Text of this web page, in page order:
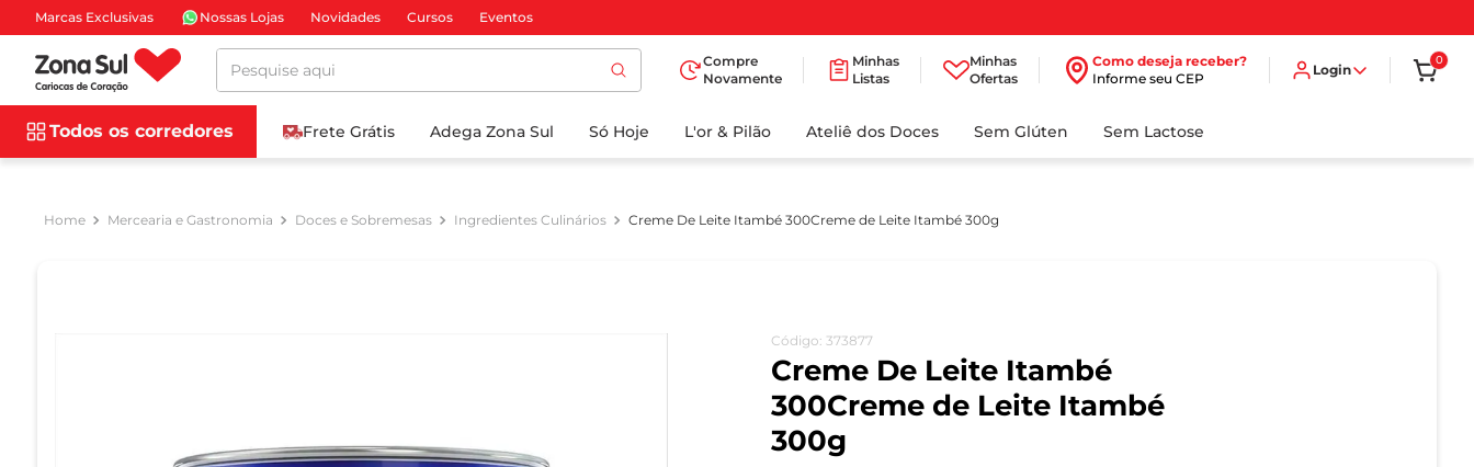
Marcas Exclusivas Nossas Lojas Novidades Cursos Eventos
Pesquise aqui
Compre
Novamente
Minhas
Listas
Minhas
Ofertas
Como deseja receber?
Informe seu CEP
Login
0
Todos os corredores Frete Grátis Adega Zona Sul Só Hoje L'or & Pilão Ateliê dos Doces Sem Glúten Sem Lactose
Mercearia e Gastronomia Doces e Sobremesas Ingredientes Culinários Creme De Leite Itambé 300Creme de Leite Itambé 300g
Código: 373877
Creme De Leite Itambé
300Creme de Leite Itambé
300g
BUSCADOS